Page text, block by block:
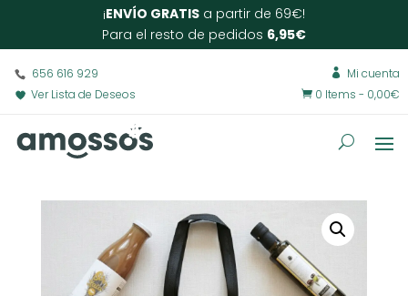
¡ENVÍO GRATIS a partir de 69€!
Para el resto de pedidos 6,95€
656 616 929
Ver Lista de Deseos
 Mi cuenta
 0 Items - 0,00€